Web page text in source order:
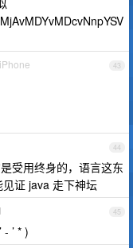
43
44
受用终身的，语言这东
证 java 走下神坛
45
’ * )